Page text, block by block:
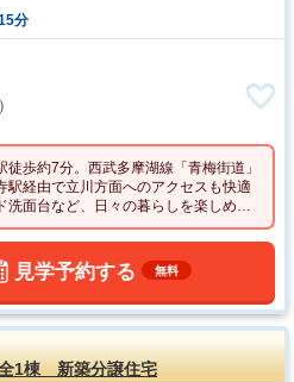
分
歩約7分。西武多摩湖線「青梅街道」
駅経由で立川方面へのアクセスも快適
面台など、日々の暮らしを楽しめる
す。
見学予約する 無料
1棟 新築分譲住宅